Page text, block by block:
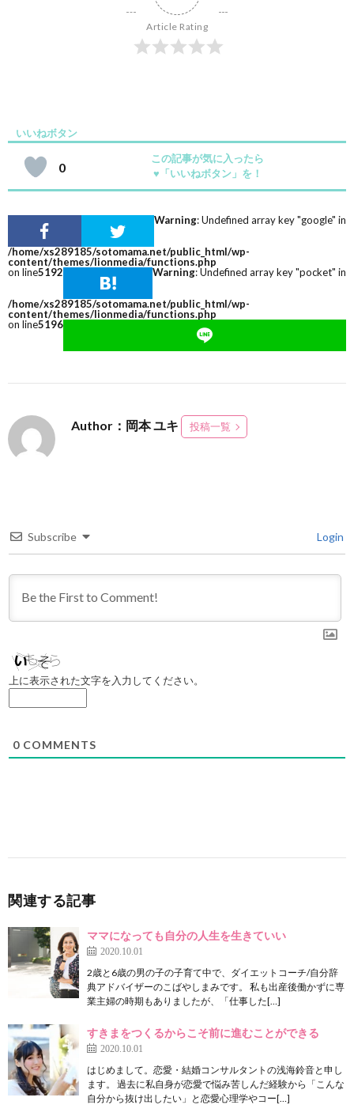
Article Rating
いいねボタン
0
この記事が気に入ったら
♥ 「いいねボタン」を！
Warning: Undefined array key "google" in
/home/xs289185/sotomama.net/public_html/wp-
content/themes/lionmedia/functions.php
on line5192 Warning: Undefined array key "pocket" in
/home/xs289185/sotomama.net/public_html/wp-
content/themes/lionmedia/functions.php
on line5196
Author：岡本 ユキ 投稿一覧
Subscribe Login
上に表示された文字を入力してください。
0 COMMENTS
関連する記事
ママになっても自分の人生を生きていい
2020.10.01
2歳と6歳の男の子の子育て中で、ダイエットコーチ/自分辞
典アドバイザーのこばやしまみです。 私も出産後働かずに専
業主婦の時期もありましたが、「仕事した[…]
すきまをつくるからこそ前に進むことができる
2020.10.01
はじめまして。恋愛・結婚コンサルタントの浅海鈴音と申し
ます。 過去に私自身が恋愛で悩み苦しんだ経験から「こんな
自分から抜け出したい」と恋愛心理学やコー[…]